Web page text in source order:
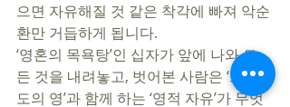
으면 자유해질 것 같은 착각에 빠져 악순
환만 거듭하게 됩니다.
‘영혼의 목욕탕’인 십자가 앞에 나와 모
든 것을 내려놓고, 벗어본 사람은 ‘그리스
도의 영’과 함께 하는 ‘영적 자유’가 무엇